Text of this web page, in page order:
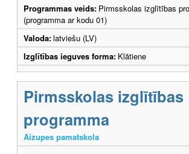
Programmas veids: Pirmsskolas izglītības
(programma ar kodu 01)
Valoda:latviešu (LV)
Izglītības ieguves forma: Klātiene
Pirmsskolas izglītības
programma
Aizupes pamatskola